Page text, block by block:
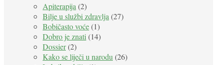
Apiterapija (2)
Bilje u službi zdravlja (27)
Bobičasto voće(1)
Dobro je znati (14)
Dossier(2)
Kako se liječi u narodu (26)